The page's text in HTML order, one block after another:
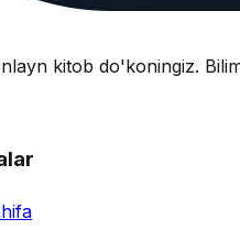
kitob do'koningiz.